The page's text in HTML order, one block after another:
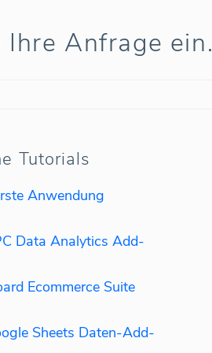
Ihre Anfrage ein.
Tutorials
Anwendung
Data Analytics Add-
Ecommerce Suite
Sheets Daten-Add-